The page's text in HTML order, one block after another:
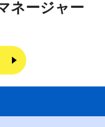
ネージャー